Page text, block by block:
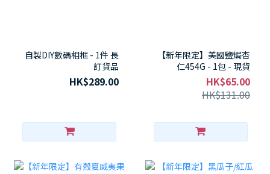
自製DIY數碼相框 - 1件 長
訂貨品
HK$289.00
【新年限定】美國鹽焗杏
仁454G - 1包 - 現貨
HK$65.00
HK$131.00